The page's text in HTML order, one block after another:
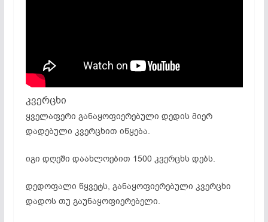
კვერცხი
ყველაფერი განაყოფიერებული დედის მიერ
დადებული კვერცხით იწყება.
იგი დღეში დაახლოებით 1500 კვერცხს დებს.
დედოფალი წყვეტს, განაყოფიერებული კვერცხი
დადოს თუ გაუნაყოფიერებელი.